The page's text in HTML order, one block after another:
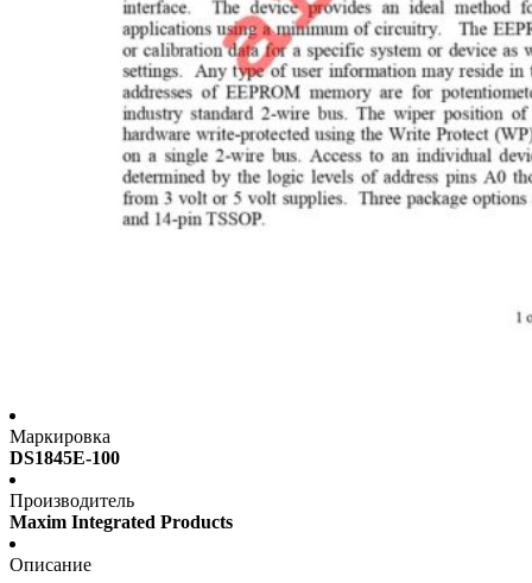
Маркировка
DS1845E-100
Производитель
Maxim Integrated Products
Описание